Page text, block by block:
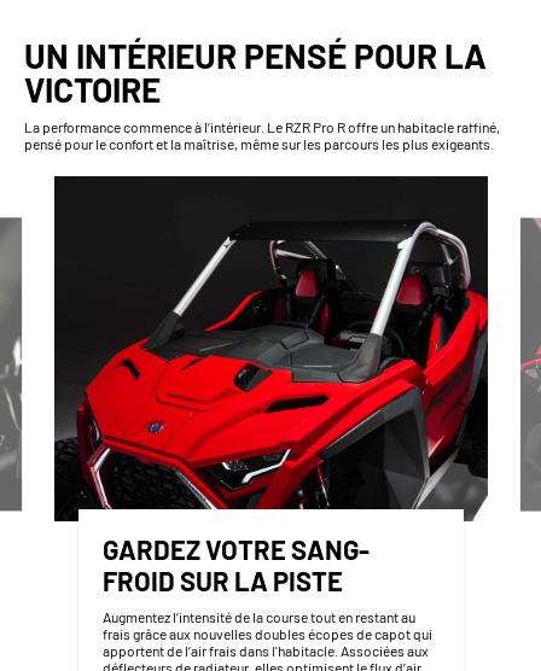
UN INTÉRIEUR PENSÉ POUR LA
VICTOIRE
La performance commence à l’intérieur. Le RZR Pro R offre un habitacle raffiné,
pensé pour le confort et la maîtrise, même sur les parcours les plus exigeants.
GARDEZ VOTRE SANG-
FROID SUR LA PISTE
Augmentez l’intensité de la course tout en restant au
frais grâce aux nouvelles doubles écopes de capot qui
apportent de l’air frais dans l'habitacle. Associées aux
déflecteurs de radiateur, elles optimisent le flux d’air